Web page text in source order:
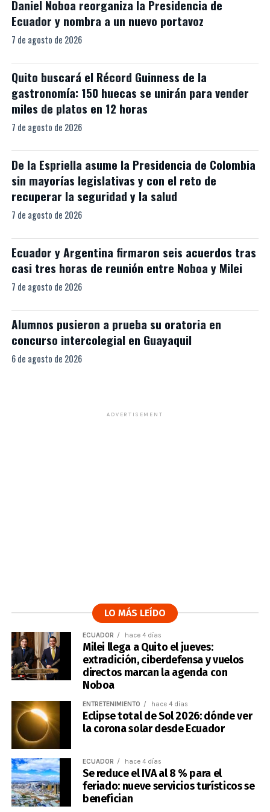
Daniel Noboa reorganiza la Presidencia de
Ecuador y nombra a un nuevo portavoz
7 de agosto de 2026
Quito buscará el Récord Guinness de la
gastronomía: 150 huecas se unirán para vender
miles de platos en 12 horas
7 de agosto de 2026
De la Espriella asume la Presidencia de Colombia
sin mayorías legislativas y con el reto de
recuperar la seguridad y la salud
7 de agosto de 2026
Ecuador y Argentina firmaron seis acuerdos tras
casi tres horas de reunión entre Noboa y Milei
7 de agosto de 2026
Alumnos pusieron a prueba su oratoria en
concurso intercolegial en Guayaquil
6 de agosto de 2026
ADVERTISEMENT
LO MÁS LEÍDO
ECUADOR hace 4 días
Milei llega a Quito el jueves:
extradición, ciberdefensa y vuelos
directos marcan la agenda con
Noboa
ENTRETENIMIENTO hace 4 días
Eclipse total de Sol 2026: dónde ver
la corona solar desde Ecuador
ECUADOR hace 4 días
Se reduce el IVA al 8 % para el
feriado: nueve servicios turísticos se
benefician